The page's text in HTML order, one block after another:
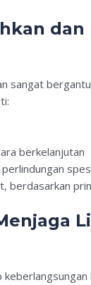
dan
sangat
berkelanjutan
berdasarkan